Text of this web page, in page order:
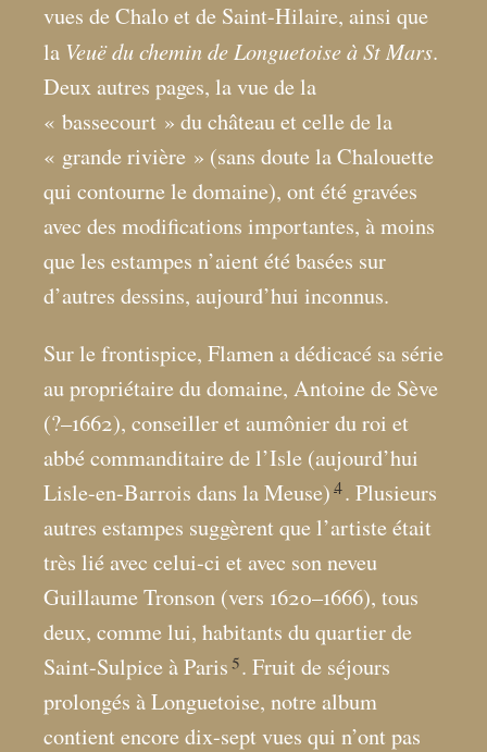
vues de Chalo et de Saint-Hilaire, ainsi que
la Veuë du chemin de Longuetoise à St Mars.
Deux autres pages, la vue de la
« bassecourt » du château et celle de la
« grande rivière » (sans doute la Chalouette
qui contourne le domaine), ont été gravées
avec des modifications importantes, à moins
que les estampes n’aient été basées sur
d’autres dessins, aujourd’hui inconnus.
Sur le frontispice, Flamen a dédicacé sa série
au propriétaire du domaine, Antoine de Sève
(?–1662), conseiller et aumônier du roi et
abbé commanditaire de l’Isle (aujourd’hui
Lisle-en-Barrois dans la Meuse) 4 . Plusieurs
autres estampes suggèrent que l’artiste était
très lié avec celui-ci et avec son neveu
Guillaume Tronson (vers 1620–1666), tous
deux, comme lui, habitants du quartier de
Saint-Sulpice à Paris 5. Fruit de séjours
prolongés à Longuetoise, notre album
contient encore dix-sept vues qui n’ont pas